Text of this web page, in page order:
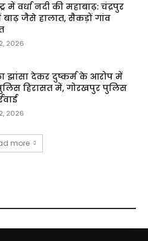
में वर्धा नदी की महाबाढ़: चंद्रपुर
जैसे हालात, सैकड़ों गांव
2026
झांसा देकर दुष्कर्म के आरोप में
हिरासत में, गोरखपुर पुलिस
2026
more